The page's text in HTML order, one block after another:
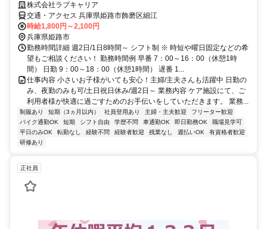
株式会社ラブキャリア
交通・アクセス 兵庫県姫路市飾磨区細江
時給1,800円～2,100円
兵庫県姫路市
勤務時間詳細 週2日/1日8時間～ シフト制 ※ 時短や曜日固定などの希
望もご相談ください！ 勤務時間例 早番 7：00～16：00（休憩1時
間） 日勤 9：00～18：00（休憩1時間） 遅番 1...
仕事内容 小さいお子様がいても安心！主婦/主夫さんも活躍中 日勤の
み、夜勤のみも可/土日祝日休み/週2日～ 業務内容 ケア施設にて、ご
利用者様が快適に過ごすためのお手伝いをしていただきます。 業務...
制服あり 短期（3ヵ月以内） 社員登用あり 主婦・主夫歓迎
フリーター歓迎
バイク通勤OK
短期 シフト自由 学歴不問 車通勤OK 即日勤務OK
職場見学可
平日のみOK
転勤なし 経験不問 経験者歓迎 残業なし 週払いOK
有資格者歓迎
研修あり
正社員